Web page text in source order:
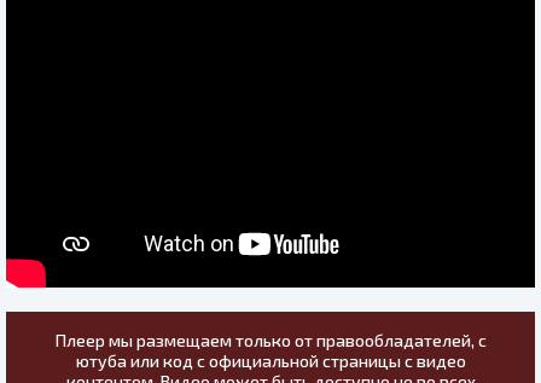
Плеер мы размещаем только от правообладателей, с
ютуба или код с официальной страницы с видео